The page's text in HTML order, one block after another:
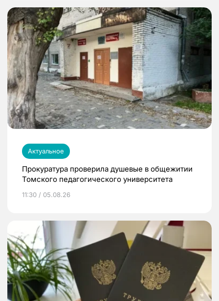
Актуальное
Прокуратура проверила душевые в общежитии
Томского педагогического университета
11:30 / 05.08.26